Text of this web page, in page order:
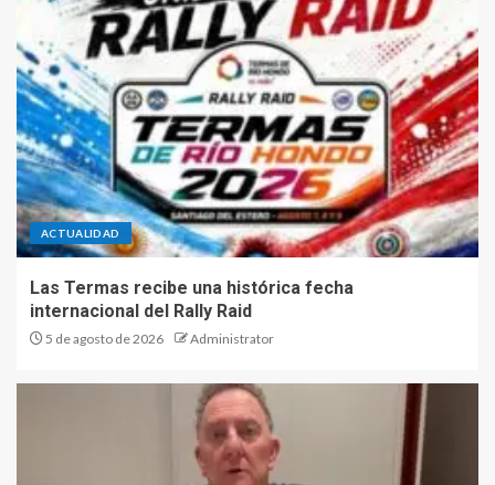
ACTUALIDAD
Las Termas recibe una histórica fecha
internacional del Rally Raid
5 de agosto de 2026 Administrator